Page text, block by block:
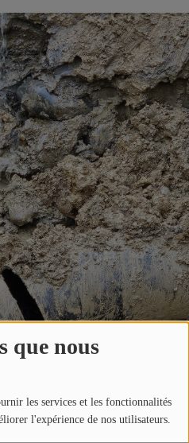
que nous
les services et les fonctionnalités
l'expérience de nos utilisateurs.